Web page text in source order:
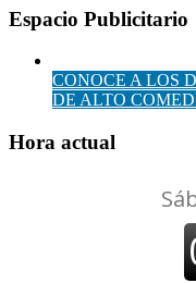
Espacio Publicitario
CONOCE A LOS
DE ALTO
Hora actual